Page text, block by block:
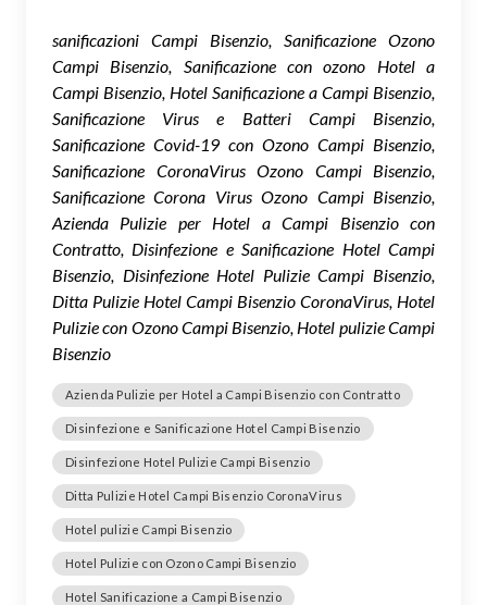
sanificazioni Campi Bisenzio, Sanificazione Ozono
Campi Bisenzio, Sanificazione con ozono Hotel a
Campi Bisenzio, Hotel Sanificazione a Campi Bisenzio,
Sanificazione Virus e Batteri Campi Bisenzio,
Sanificazione Covid-19 con Ozono Campi Bisenzio,
Sanificazione CoronaVirus Ozono Campi Bisenzio,
Sanificazione Corona Virus Ozono Campi Bisenzio,
Azienda Pulizie per Hotel a Campi Bisenzio con
Contratto, Disinfezione e Sanificazione Hotel Campi
Bisenzio, Disinfezione Hotel Pulizie Campi Bisenzio,
Ditta Pulizie Hotel Campi Bisenzio CoronaVirus, Hotel
Pulizie con Ozono Campi Bisenzio, Hotel pulizie Campi
Bisenzio
Azienda Pulizie per Hotel a Campi Bisenzio con Contratto
Disinfezione e Sanificazione Hotel Campi Bisenzio
Disinfezione Hotel Pulizie Campi Bisenzio
Ditta Pulizie Hotel Campi Bisenzio CoronaVirus
Hotel pulizie Campi Bisenzio
Hotel Pulizie con Ozono Campi Bisenzio
Hotel Sanificazione a Campi Bisenzio